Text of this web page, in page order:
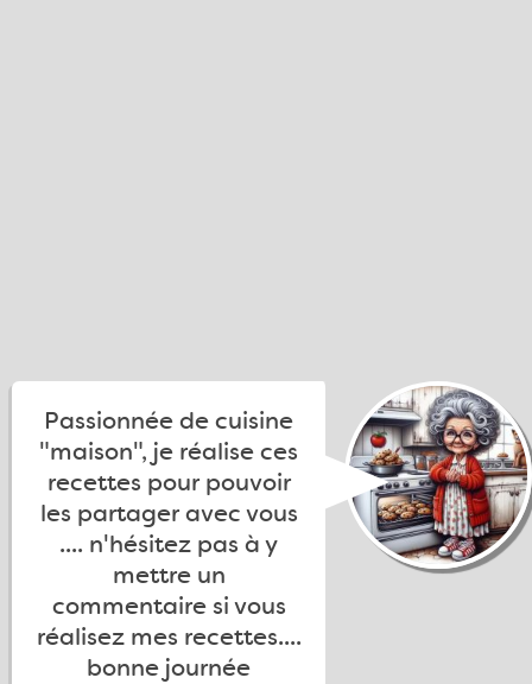
Passionnée de cuisine
"maison", je réalise ces
recettes pour pouvoir
les partager avec vous
.... n'hésitez pas à y
mettre un
commentaire si vous
réalisez mes recettes....
bonne journée